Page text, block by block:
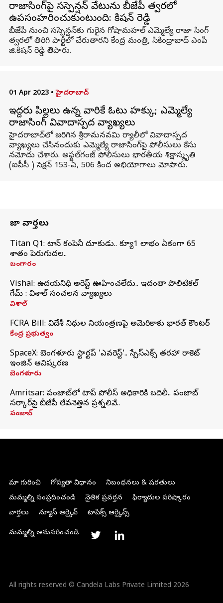
రాజాసింగ్‌పై సస్పెన్షన్‌ వేటును బీజేపీ త్వరలో
ఉపసంహరించుకుంటుంది: కిషన్ రెడ్డి
బీజేపీ నుంచి సస్పెన్షన్‌కు గురైన గోషామహల్ ఎమ్మెల్యే రాజా సింగ్
త్వరలో తిరిగి పార్టీలో చేరుతారని కేంద్ర మంత్రి, సికింద్రాబాద్ ఎంపీ
జి.కిషన్ రెడ్డి తెలిపారు.
01 Apr 2023 • హైదరాబాద్
ఇద్దరు పిల్లలు ఉన్న వారికే ఓటు హక్కు; ఎమ్మెల్యే
రాజాసింగ్ వివాదాస్పద వ్యాఖ్యలు
హైదరాబాద్‌లో జరిగిన శ్రీరామనవమి ర్యాలీలో వివాదాస్పద
వ్యాఖ్యలు చేసినందుకు ఎమ్మెల్యే రాజా‌సింగ్‌పై పోలీసులు కేసు
నమోదు చేశారు. అఫ్జల్‌గంజ్ పోలీసులు భారతీయ శిక్షాస్మృతి
(ఐపీసీ ) సెక్షన్ 153-ఏ, 506 కింద అభియోగాలు మోపారు.
తాజా వార్తలు
Titan Q1: టైటాన్ కంపెనీ దూకుడు.. క్యూ1 లాభం ఏకంగా 65
శాతం పెరుగుదల..
బంగారం
Vishal: ఉదయనిధి అరెస్ట్‌ ఊహించలేదు.. ఇదంతా పొలిటికల్
గేమ్ : విశాల్ సంచలన వ్యాఖ్యలు
విశాల్
FCRA Bill: విదేశీ నిధుల నియంత్రణపై అమెరికాకు భారత్‌ కౌంటర్
కేంద్ర ప్రభుత్వం
SpaceX: బెంగళూరు స్టార్టప్‌ 'ఎవరెస్ట్'.. స్పేస్‌ఎక్స్ తరహా రాకెట్‌
ఇంజిన్‌ ఆవిష్కరణ
బెంగళూరు
Amritsar: పంజాబ్‌లో టాప్ పోలీస్ అధికారికి బదిలీ.. పంజాబ్
సర్కార్‌పై బీజేపీ లేవనెత్తిన ప్రశ్నలివే..
పంజాబ్
మా గురించి గోప్యతా విధానం
నిబంధనలు & షరతులు
మమ్మల్ని సంప్రదించండి
నైతిక ప్రవర్తన
ఫిర్యాదుల పరిష్కారం
వార్తలు
న్యూస్ ఆర్కైవ్ టాపిక్స్ ఆర్కైవ్స్
మమ్మల్ని అనుసరించండి
All rights reserved © Candela Labs Private Limited 2026